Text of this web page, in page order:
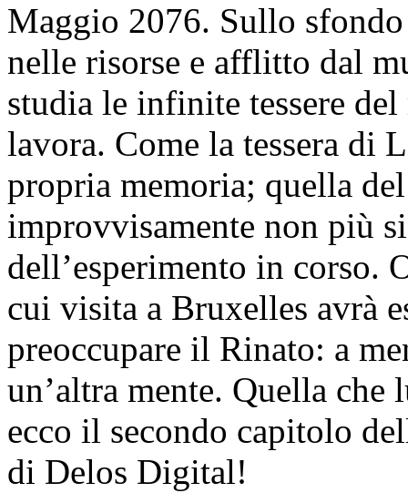
Maggio 2076. Sullo
nelle risorse e afflitto dal
studia le infinite tessere
lavora. Come la tessera di
propria memoria; quella
improvvisamente non più
dell’esperimento in corso.
cui visita a Bruxelles avrà
preoccupare il Rinato: a
un’altra mente. Quella
ecco il secondo capitolo
di Delos Digital!